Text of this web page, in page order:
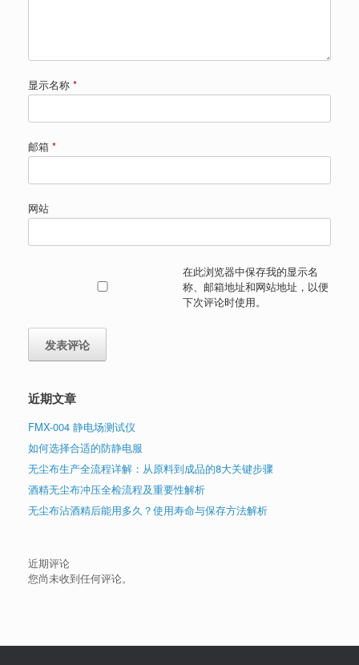
显示名称 *
邮箱 *
网站
在此浏览器中保存我的显示名
称、邮箱地址和网站地址，以便
下次评论时使用。
近期文章
FMX-004 静电场测试仪
如何选择合适的防静电服
无尘布生产全流程详解：从原料到成品的8大关键步骤
酒精无尘布冲压全检流程及重要性解析
无尘布沾酒精后能用多久？使用寿命与保存方法解析
近期评论
您尚未收到任何评论。